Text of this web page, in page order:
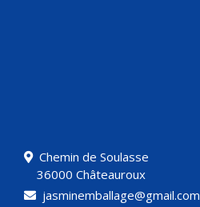
Chemin de Soulasse
36000 Châteauroux
jasminemballage@gmail.com